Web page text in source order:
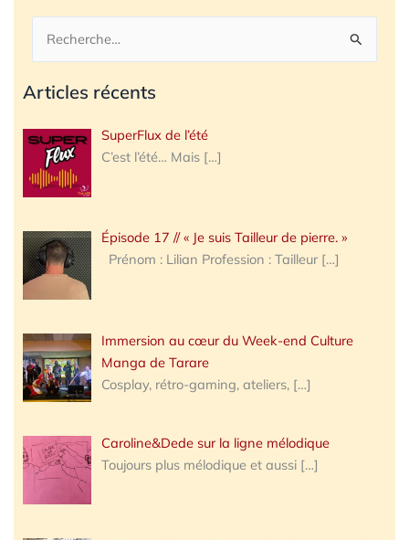
Rechercher :
Articles récents
SuperFlux de l’été
C’est l’été… Mais […]
Épisode 17 // « Je suis Tailleur de pierre. »
Prénom : Lilian Profession : Tailleur […]
Immersion au cœur du Week-end Culture
Manga de Tarare
Cosplay, rétro-gaming, ateliers, […]
Caroline&Dede sur la ligne mélodique
Toujours plus mélodique et aussi […]